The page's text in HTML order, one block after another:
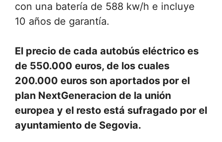
con una batería de 588 kw/h e incluye
10 años de garantía.
El precio de cada autobús eléctrico es
de 550.000 euros, de los cuales
200.000 euros son aportados por el
plan NextGeneracion de la unión
europea y el resto está sufragado por el
ayuntamiento de Segovia.